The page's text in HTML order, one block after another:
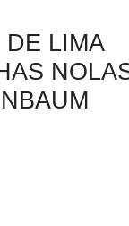
DE LIMA